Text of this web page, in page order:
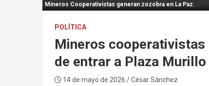
Mineros Cooperativistas generan zozobra en La Paz.
POLÍTICA
Mineros cooperativistas
de entrar a Plaza
14 de mayo de 2026 / César Sánchez